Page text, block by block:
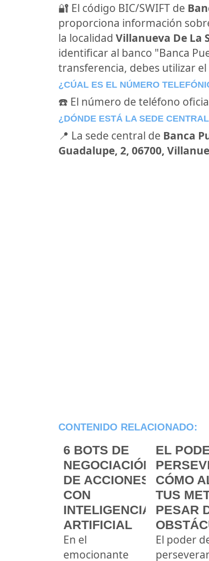
🔐 El código BIC/SWIFT de
proporciona información
la localidad Villanueva De La
identificar al banco "Banca
transferencia, debes utilizar
¿CÚAL ES EL NÚMERO
☎️ El número de teléfono
¿DÓNDE ESTÁ LA SEDE
📍 La sede central de Banca
Guadalupe, 2, 06700,
CONTENIDO RELACIONADO:
6 BOTS DE
NEGOCIACIÓN
DE ACCIONES
CON
INTELIGENCIA
ARTIFICIAL
En el
emocionante
EL
CÓMO
TUS
PESAR
El poder